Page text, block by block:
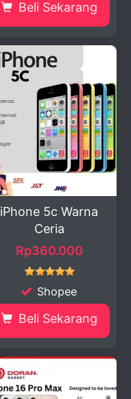
Beli Sekarang
iPhone 5c Warna
Ceria
Rp360.000
Shopee
Beli Sekarang